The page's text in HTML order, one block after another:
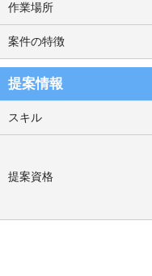
作業場所
案件の特徴
提案情報
スキル
提案資格